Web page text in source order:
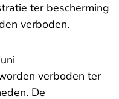
ter bescherming
verboden.
verboden ter
De